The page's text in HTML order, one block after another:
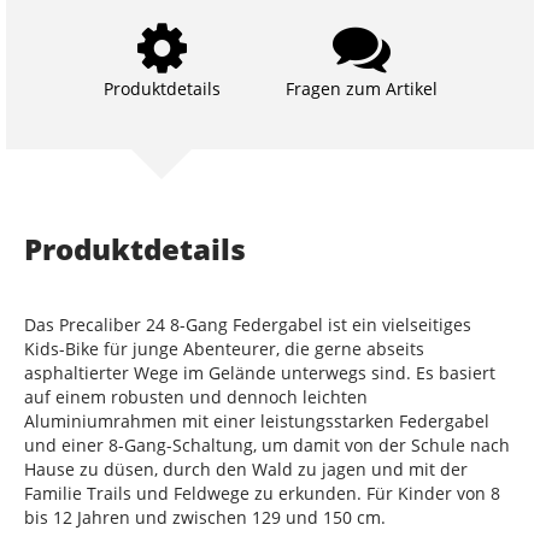
Produktdetails Fragen zum Artikel
Produktdetails
Das Precaliber 24 8-Gang Federgabel ist ein vielseitiges
Kids-Bike für junge Abenteurer, die gerne abseits
asphaltierter Wege im Gelände unterwegs sind. Es basiert
auf einem robusten und dennoch leichten
Aluminiumrahmen mit einer leistungsstarken Federgabel
und einer 8-Gang-Schaltung, um damit von der Schule nach
Hause zu düsen, durch den Wald zu jagen und mit der
Familie Trails und Feldwege zu erkunden. Für Kinder von 8
bis 12 Jahren und zwischen 129 und 150 cm.